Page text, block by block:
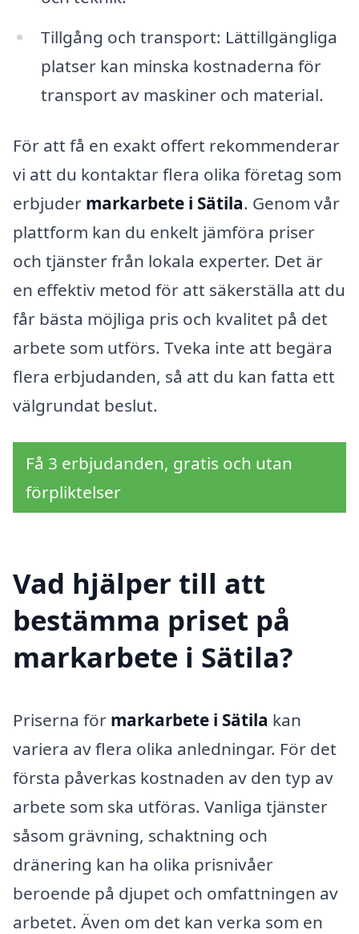
Tillgång och transport: Lättillgängliga
platser kan minska kostnaderna för
transport av maskiner och material.
För att få en exakt offert rekommenderar
vi att du kontaktar flera olika företag som
erbjuder markarbete i Sätila. Genom vår
plattform kan du enkelt jämföra priser
och tjänster från lokala experter. Det är
en effektiv metod för att säkerställa att du
får bästa möjliga pris och kvalitet på det
arbete som utförs. Tveka inte att begära
flera erbjudanden, så att du kan fatta ett
välgrundat beslut.
Få 3 erbjudanden, gratis och utan
förpliktelser
Vad hjälper till att
bestämma priset på
markarbete i Sätila?
Priserna för markarbete i Sätila kan
variera av flera olika anledningar. För det
första påverkas kostnaden av den typ av
arbete som ska utföras. Vanliga tjänster
såsom grävning, schaktning och
dränering kan ha olika prisnivåer
beroende på djupet och omfattningen av
arbetet. Även om det kan verka som en